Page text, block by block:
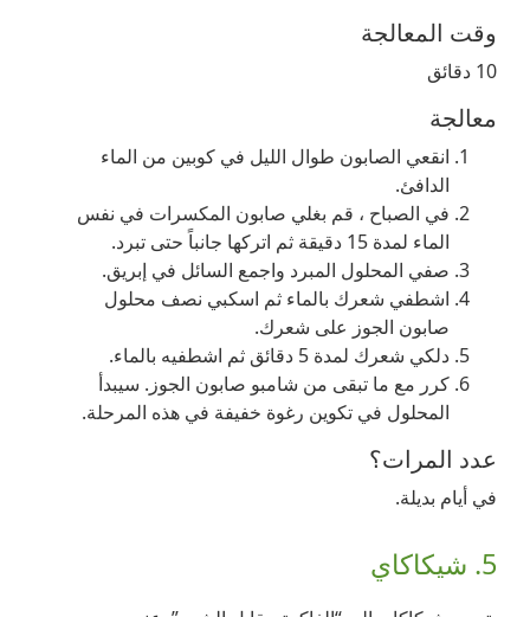
وقت المعالجة
10 دقائق
معالجة
انقعي الصابون طوال الليل في كوبين من الماء
الدافئ.
في الصباح ، قم بغلي صابون المكسرات في نفس
الماء لمدة 15 دقيقة ثم اتركها جانباً حتى تبرد.
صفي المحلول المبرد واجمع السائل في إبريق.
اشطفي شعرك بالماء ثم اسكبي نصف محلول
صابون الجوز على شعرك.
دلكي شعرك لمدة 5 دقائق ثم اشطفيه بالماء.
كرر مع ما تبقى من شامبو صابون الجوز. سيبدأ
المحلول في تكوين رغوة خفيفة في هذه المرحلة.
عدد المرات؟
في أيام بديلة.
5. شيكاكاي